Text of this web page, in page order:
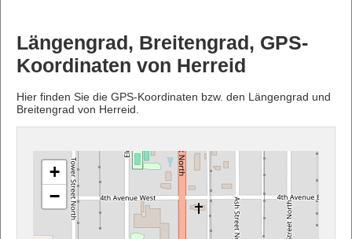
Längengrad, Breitengrad, GPS-
Koordinaten von Herreid
Hier finden Sie die GPS-Koordinaten bzw. den Längengrad und
Breitengrad von Herreid.
+
−